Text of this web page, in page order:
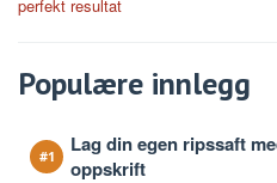
perfekt resultat
Populære innlegg
Lag din egen ripssaft
oppskrift